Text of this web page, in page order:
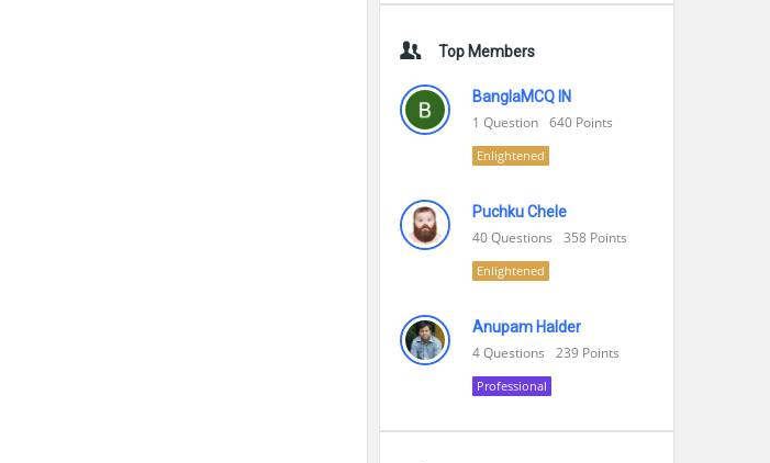
Top Members
BanglaMCQ IN
1 Question 640 Points
Enlightened
Puchku Chele
40Questions 358 Points
Enlightened
Anupam Halder
4Questions 239 Points
Professional